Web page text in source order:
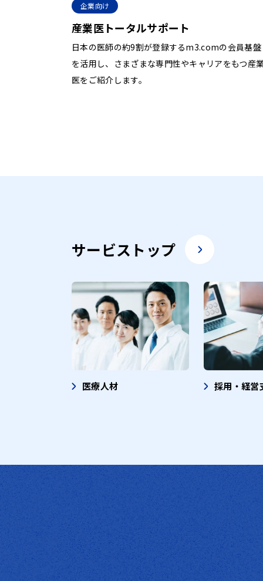
企業向け
産業医トータルサポート
日本の医師の約9割が登録するm3.comの会員基盤
を活用し、さまざまな専門性やキャリアをもつ産
医をご紹介します。
サービストップ
医療人材 採用・経営